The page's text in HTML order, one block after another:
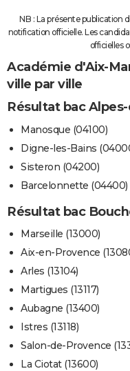
NB : La présente publication
notification officielle. Les
officielles
Académie d'Aix-
ville par ville
Résultat bac
Manosque (04100)
Digne-les-Bains
Sisteron (04200)
Barcelonnette (04400)
Résultat bac
Marseille (13000)
Aix-en-Provence
Arles (13104)
Martigues (13117)
Aubagne (13400)
Istres (13118)
Salon-de-Provence
La Ciotat (13600)